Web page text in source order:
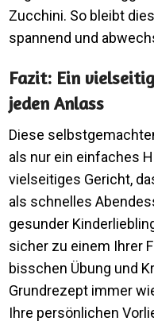
Zucchini. So bleibt
spannend und
Fazit: Ein
jeden Anlass
Diese
als nur ein einfaches
vielseitiges Gericht,
als schnelles
gesunder
sicher zu einem Ihrer
bisschen Übung und
Grundrezept immer
Ihre persönlichen